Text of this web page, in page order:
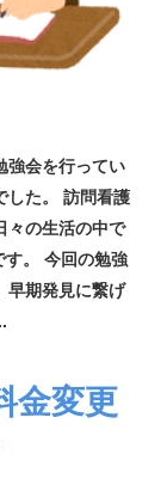
強会を行ってい
した。 訪問看護
々の生活の中で
す。 今回の勉強
早期発見に繋げ
金変更